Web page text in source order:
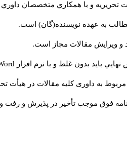
تحريريه و با همکاري متخصصان
به عهده نويسنده(گان) است.
و ويرايش مقالات مجاز است.
باید بدون غلط و با نرم افزار
به داوری کلیه مقالات در هیأت
فوق موجب تأخیر در پذیرش و رفت